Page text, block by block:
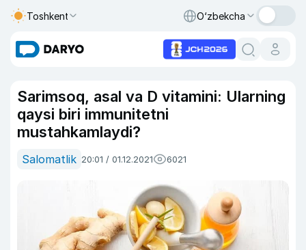
Toshkent O‘zbekcha
Sarimsoq, asal va D vitamini: Ularning
qaysi biri immunitetni
mustahkamlaydi?
Salomatlik 20:01 / 01.12.2021 6021